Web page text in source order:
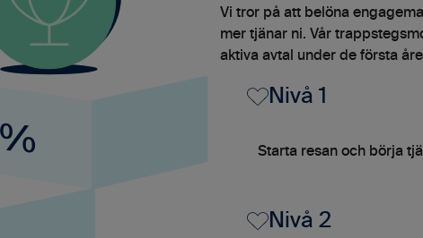
Vi tror på att belöna
mer tjänar ni. Vår
aktiva avtal under de första
Nivå 1
Starta resan och börja
Nivå 2